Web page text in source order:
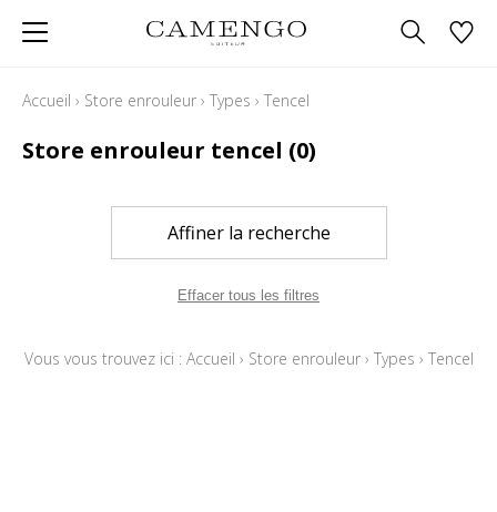
Accueil › Store enrouleur › Types › Tencel
Store enrouleur tencel (0)
Affiner la recherche
Effacer tous les filtres
Vous vous trouvez ici : Accueil › Store enrouleur› Types › Tencel